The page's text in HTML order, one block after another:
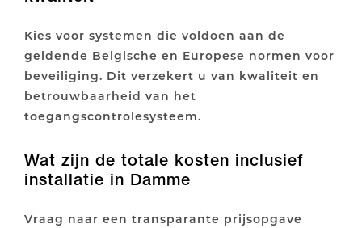
Kies voor systemen die voldoen aan de
geldende Belgische en Europese normen voor
beveiliging. Dit verzekert u van kwaliteit en
betrouwbaarheid van het
toegangscontrolesysteem.
Wat zijn de totale kosten inclusief
installatie in Damme
Vraag naar een transparante prijsopgave